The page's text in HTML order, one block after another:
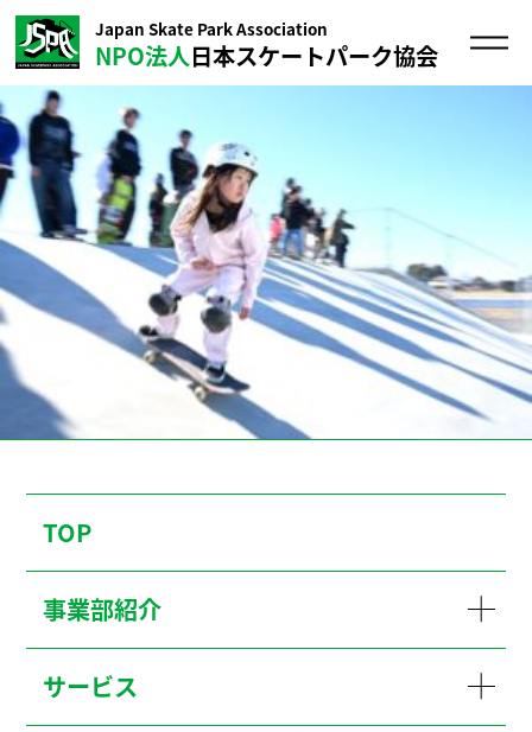
Japan Skate Park Association
NPO法人日本スケートパーク協会
TOP
事業部紹介
サービス